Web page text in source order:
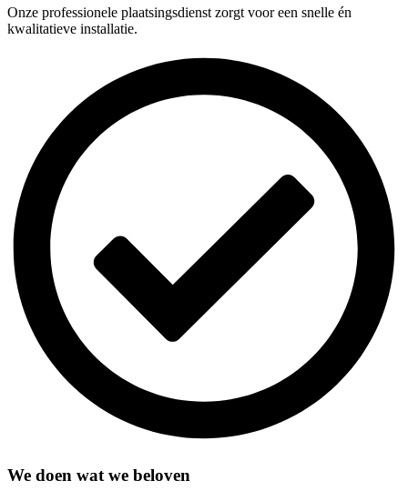
Onze professionele plaatsingsdienst zorgt voor een snelle én
kwalitatieve installatie.
We doen wat we beloven